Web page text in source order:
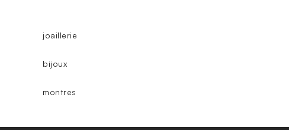
joaillerie
bijoux
montres